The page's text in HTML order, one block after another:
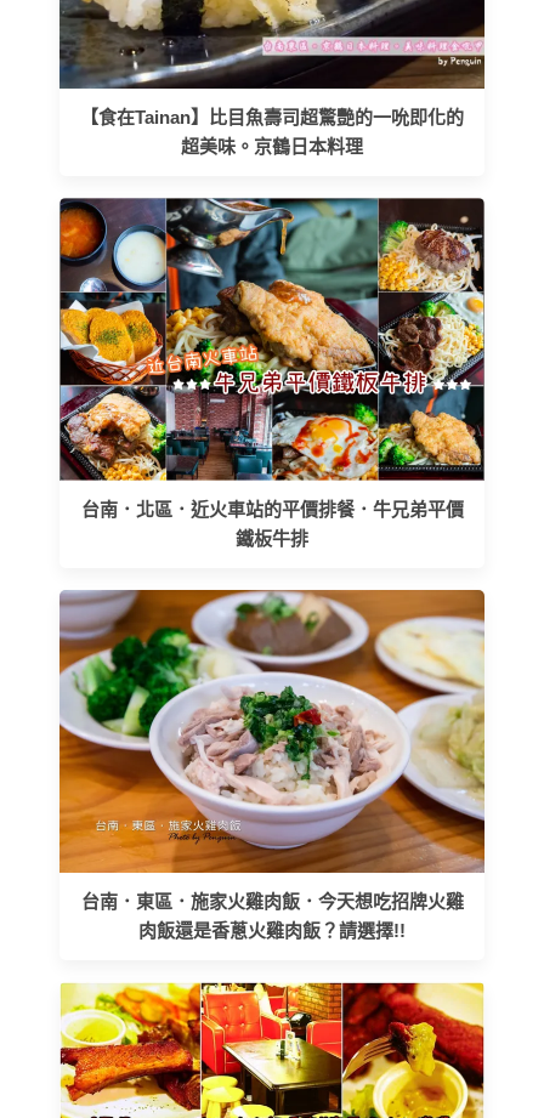
【食在Tainan】比目魚壽司超驚艷的一吮即化的
超美味。京鶴日本料理
台南．北區．近火車站的平價排餐．牛兄弟平價
鐵板牛排
台南．東區．施家火雞肉飯．今天想吃招牌火雞
肉飯還是香蔥火雞肉飯？請選擇!!